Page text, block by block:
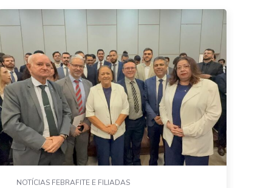
NOTÍCIAS FEBRAFITE E FILIADAS